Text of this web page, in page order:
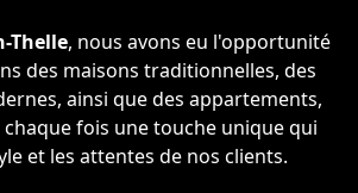
Thelle, nous avons eu l'opportunité
des maisons traditionnelles, des
ainsi que des appartements,
fois une touche unique qui
et les attentes de nos clients.